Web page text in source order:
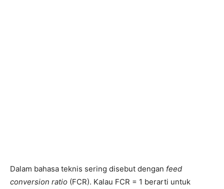
Dalam bahasa teknis sering disebut dengan feed
conversion ratio (FCR). Kalau FCR = 1 berarti untuk